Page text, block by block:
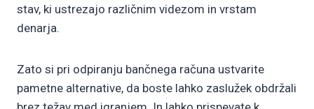
stav, ki ustrezajo različnim videzom in vrstam
denarja.
Zato si pri odpiranju bančnega računa ustvarite
pametne alternative, da boste lahko zaslužek obdržali